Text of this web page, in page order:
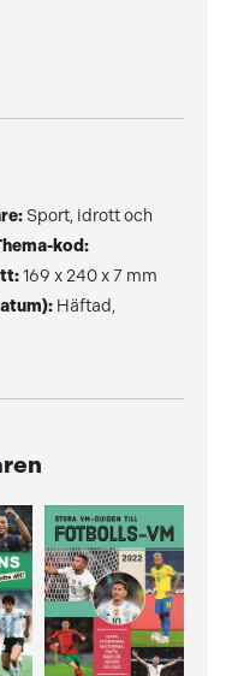
Sport, idrott och
kod:
169 x 240 x 7 mm
Häftad,